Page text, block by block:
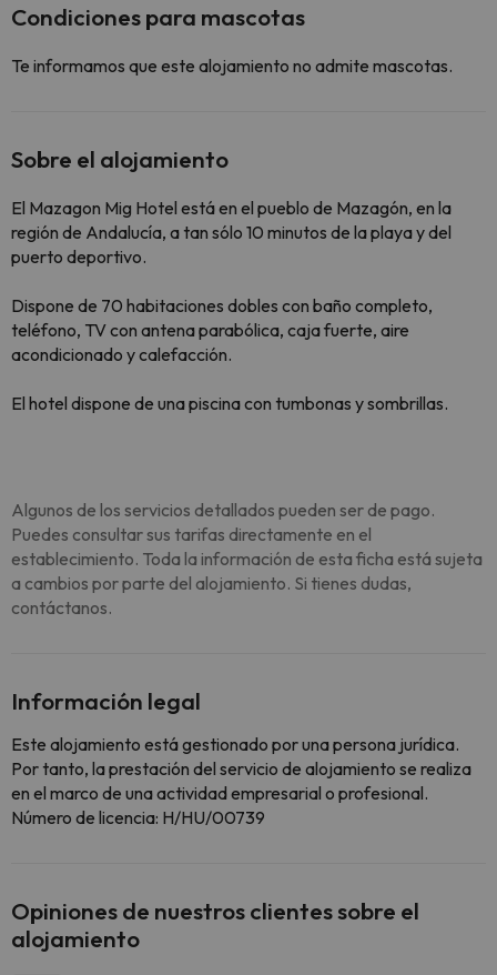
Condiciones para mascotas
Te informamos que este alojamiento no admite mascotas.
Sobre el alojamiento
El Mazagon Mig Hotel está en el pueblo de Mazagón, en la
región de Andalucía, a tan sólo 10 minutos de la playa y del
puerto deportivo.
Dispone de 70 habitaciones dobles con baño completo,
teléfono, TV con antena parabólica, caja fuerte, aire
acondicionado y calefacción.
El hotel dispone de una piscina con tumbonas y sombrillas.
Algunos de los servicios detallados pueden ser de pago.
Puedes consultar sus tarifas directamente en el
establecimiento. Toda la información de esta ficha está sujeta
a cambios por parte del alojamiento. Si tienes dudas,
contáctanos.
Información legal
Este alojamiento está gestionado por una persona jurídica.
Por tanto, la prestación del servicio de alojamiento se realiza
en el marco de una actividad empresarial o profesional.
Número de licencia: H/HU/00739
Opiniones de nuestros clientes sobre el
alojamiento